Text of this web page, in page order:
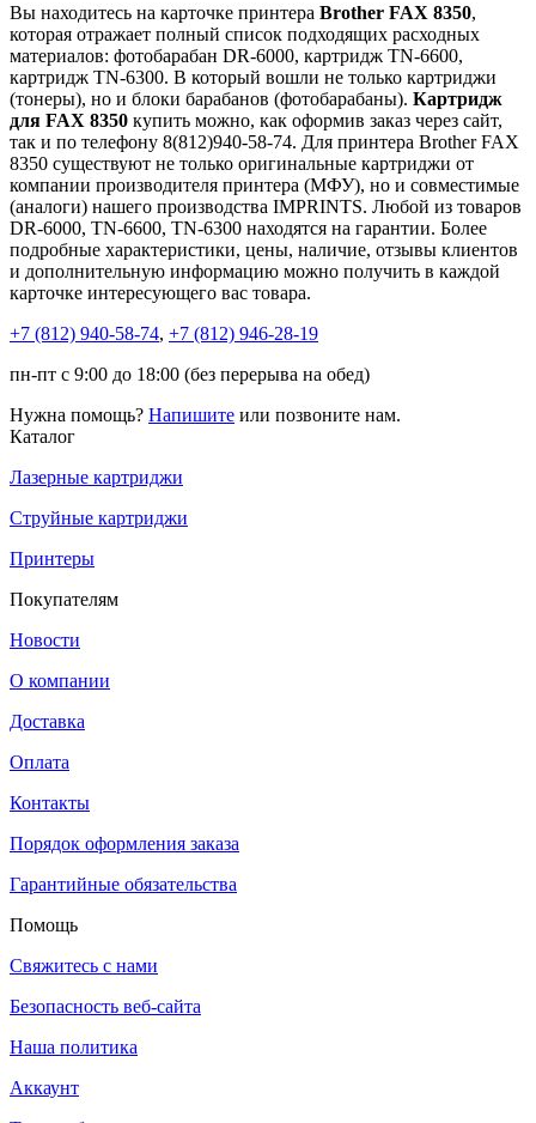
Вы находитесь на карточке принтера Brother FAX 8350,
которая отражает полный список подходящих расходных
материалов: фотобарабан DR-6000, картридж TN-6600,
картридж TN-6300. В который вошли не только картриджи
(тонеры), но и блоки барабанов (фотобарабаны). Картридж
для FAX 8350 купить можно, как оформив заказ через сайт,
так и по телефону 8(812)940-58-74. Для принтера Brother FAX
8350 существуют не только оригинальные картриджи от
компании производителя принтера (МФУ), но и совместимые
(аналоги) нашего производства IMPRINTS. Любой из товаров
DR-6000, TN-6600, TN-6300 находятся на гарантии. Более
подробные характеристики, цены, наличие, отзывы клиентов
и дополнительную информацию можно получить в каждой
карточке интересующего вас товара.
+7 (812) 940-58-74, +7 (812) 946-28-19
пн-пт с 9:00 до 18:00 (без перерыва на обед)
Нужна помощь? Напишите или позвоните нам.
Каталог
Лазерные картриджи
Струйные картриджи
Принтеры
Покупателям
Новости
О компании
Доставка
Оплата
Контакты
Порядок оформления заказа
Гарантийные обязательства
Помощь
Свяжитесь с нами
Безопасность веб-сайта
Наша политика
Аккаунт